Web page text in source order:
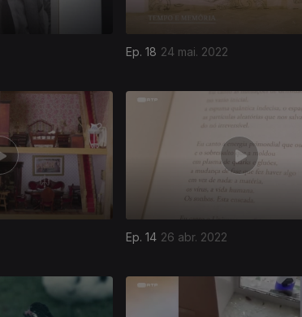
Ep. 18 24 mai. 2022
Ep. 14 26 abr. 2022